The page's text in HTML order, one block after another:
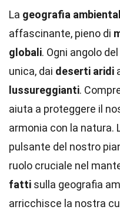
La geografia
affascinante, pieno di
globali. Ogni angolo
unica, dai deserti aridi
lussureggianti.
aiuta a proteggere il
armonia con la natura.
pulsante del nostro
ruolo cruciale nel
fatti sulla geografia
arricchisce la nostra